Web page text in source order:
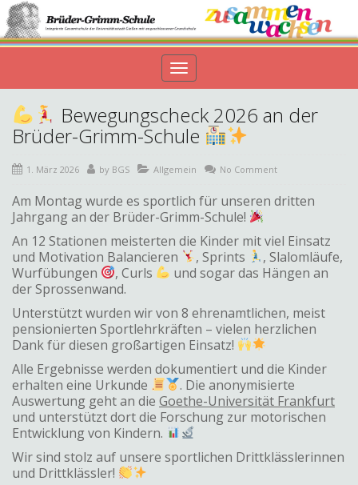
Toggle
navigation
Bewegungscheck 2026 an der
Brüder-Grimm-Schule
1. März 2026 by BGS Allgemein No Comment
Am Montag wurde es sportlich für unseren dritten
Jahrgang an der Brüder-Grimm-Schule!
An 12 Stationen meisterten die Kinder mit viel Einsatz
und Motivation Balancieren
, Sprints
, Slalomläufe,
Wurfübungen
, Curls
und sogar das Hängen an
der Sprossenwand.
Unterstützt wurden wir von 8 ehrenamtlichen, meist
pensionierten Sportlehrkräften – vielen herzlichen
Dank für diesen großartigen Einsatz!
Alle Ergebnisse werden dokumentiert und die Kinder
erhalten eine Urkunde
. Die anonymisierte
Auswertung geht an die Goethe-Universität Frankfurt
und unterstützt dort die Forschung zur motorischen
Entwicklung von Kindern.
Wir sind stolz auf unsere sportlichen Drittklässlerinnen
und Drittklässler!